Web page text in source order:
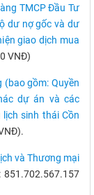
TMCP Đầu Tư
dư nợ gốc và dư
giao dịch mua
VNĐ)
(bao gồm: Quyền
dự án và các
sinh thái Cồn
và Thương mại